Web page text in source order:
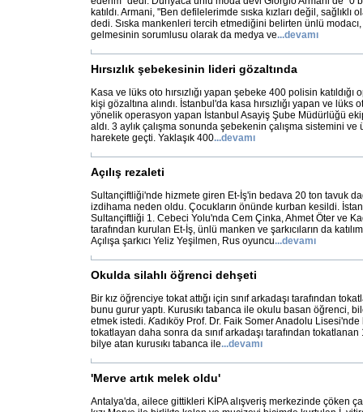
katıldı. Armani, "Ben defilelerimde sıska kızları değil, sağlıklı
dedi. Sıska mankenleri tercih etmediğini belirten ünlü
gelmesinin sorumlusu olarak da medya ve...devamı
Hırsızlık şebekesinin lideri gözaltında
Kasa ve lüks oto hırsızlığı yapan şebeke 400 polisin
kişi gözaltına alındı. İstanbul'da kasa hırsızlığı yapan ve
yönelik operasyon yapan İstanbul Asayiş Şube Müdürlüğü
aldı. 3 aylık çalışma sonunda şebekenin çalışma sistemini
harekete geçti. Yaklaşık 400...devamı
Açılış rezaleti
Sultançiftliği'nde hizmete giren Et-İş'in bedava 20 ton tavuk
izdihama neden oldu. Çocukların önünde kurban kesildi.
Sultançiftliği 1. Cebeci Yolu'nda Cem Çinka, Ahmet Öter ve
tarafından kurulan Et-İş, ünlü manken ve şarkıcıların da
Açılışa şarkıcı Yeliz Yeşilmen, Rus oyuncu...devamı
Okulda silahlı öğrenci dehşeti
Bir kız öğrenciye tokat attığı için sınıf arkadaşı tarafından
bunu gurur yaptı. Kurusıkı tabanca ile okulu basan öğrenci,
etmek istedi. Kadıköy Prof. Dr. Faik Somer Anadolu Lisesi'nde
tokatlayan daha sonra da sınıf arkadaşı tarafından tokatlanan
bilye atan kurusıkı tabanca ile...devamı
'Merve artık melek oldu'
Antalya'da, ailece gittikleri KİPA alışveriş merkezinde çöken